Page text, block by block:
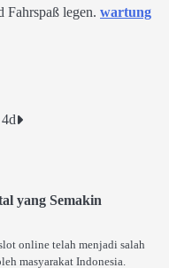
Fahrspaß legen. wartung
yang Semakin
online telah menjadi salah
masyarakat Indonesia.